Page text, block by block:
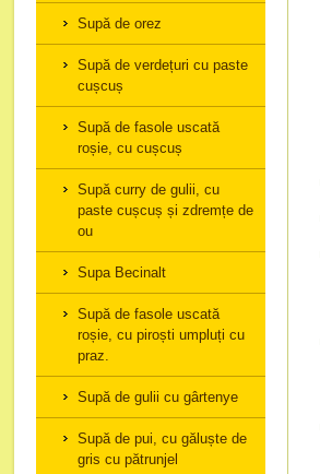
Supă de orez
Supă de verdețuri cu paste
cușcuș
Supă de fasole uscată
roșie, cu cușcuș
Supă curry de gulii, cu
paste cușcuș și zdremțe de
ou
Supa Becinalt
Supă de fasole uscată
roșie, cu piroști umpluți cu
praz.
Supă de gulii cu gârtenye
Supă de pui, cu găluște de
gris cu pătrunjel